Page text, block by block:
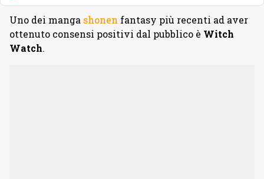
Uno dei manga shonen fantasy più recenti ad aver
ottenuto consensi positivi dal pubblico è Witch
Watch.